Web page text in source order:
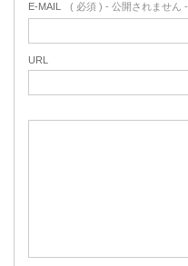
E-MAIL ( 必須 ) - 公開されません -
URL